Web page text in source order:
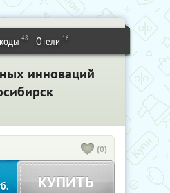
48 Отели 16
инноваций
(0)
КУПИТЬ